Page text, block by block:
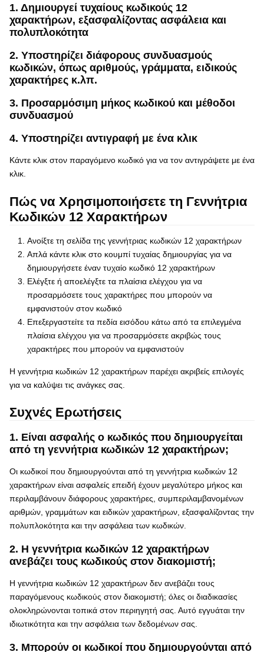
1. Δημιουργεί τυχαίους κωδικούς 12
χαρακτήρων, εξασφαλίζοντας ασφάλεια και
πολυπλοκότητα
2. Υποστηρίζει διάφορους συνδυασμούς
κωδικών, όπως αριθμούς, γράμματα, ειδικούς
χαρακτήρες κ.λπ.
3. Προσαρμόσιμη μήκος κωδικού και μέθοδοι
συνδυασμού
4. Υποστηρίζει αντιγραφή με ένα κλικ
Κάντε κλικ στον παραγόμενο κωδικό για να τον αντιγράψετε με ένα
κλικ.
Πώς να Χρησιμοποιήσετε τη Γεννήτρια
Κωδικών 12 Χαρακτήρων
Ανοίξτε τη σελίδα της γεννήτριας κωδικών 12 χαρακτήρων
Απλά κάντε κλικ στο κουμπί τυχαίας δημιουργίας για να
δημιουργήσετε έναν τυχαίο κωδικό 12 χαρακτήρων
Ελέγξτε ή αποελέγξτε τα πλαίσια ελέγχου για να
προσαρμόσετε τους χαρακτήρες που μπορούν να
εμφανιστούν στον κωδικό
Επεξεργαστείτε τα πεδία εισόδου κάτω από τα επιλεγμένα
πλαίσια ελέγχου για να προσαρμόσετε ακριβώς τους
χαρακτήρες που μπορούν να εμφανιστούν
Η γεννήτρια κωδικών 12 χαρακτήρων παρέχει ακριβείς επιλογές
για να καλύψει τις ανάγκες σας.
Συχνές Ερωτήσεις
1. Είναι ασφαλής ο κωδικός που δημιουργείται
από τη γεννήτρια κωδικών 12 χαρακτήρων;
Οι κωδικοί που δημιουργούνται από τη γεννήτρια κωδικών 12
χαρακτήρων είναι ασφαλείς επειδή έχουν μεγαλύτερο μήκος και
περιλαμβάνουν διάφορους χαρακτήρες, συμπεριλαμβανομένων
αριθμών, γραμμάτων και ειδικών χαρακτήρων, εξασφαλίζοντας την
πολυπλοκότητα και την ασφάλεια των κωδικών.
2. Η γεννήτρια κωδικών 12 χαρακτήρων
ανεβάζει τους κωδικούς στον διακομιστή;
Η γεννήτρια κωδικών 12 χαρακτήρων δεν ανεβάζει τους
παραγόμενους κωδικούς στον διακομιστή; όλες οι διαδικασίες
ολοκληρώνονται τοπικά στον περιηγητή σας. Αυτό εγγυάται την
ιδιωτικότητα και την ασφάλεια των δεδομένων σας.
3. Μπορούν οι κωδικοί που δημιουργούνται από